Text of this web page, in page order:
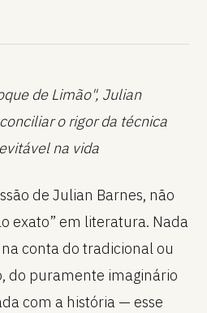
de Limão", Julian
o rigor da técnica
na vida
de Julian Barnes, não
exato” em literatura. Nada
conta do tradicional ou
do puramente imaginário
com a história — esse